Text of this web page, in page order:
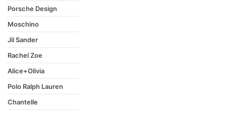
Porsche Design
Moschino
Jil Sander
Rachel Zoe
Alice+Olivia
Polo Ralph Lauren
Chantelle